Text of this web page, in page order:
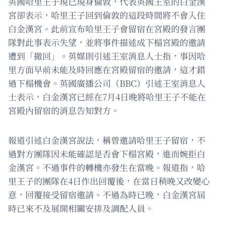
宮卻表示，哈里王子回到倫敦的這段時間將不會入住
白金漢宮。此前宣布哈里王子會留宿在宮殿的發言團
隊對此事表示失望，並將事件描述成下榻宮殿的邀請
遭到「撤回」。英媒則引述王室消息人士指，事因哈
里方面早前未能及時回應在宮殿留宿的邀請，這才錯
過下榻機會。英國廣播公司（BBC）引述王室消息人
士表示，白金漢宮已經在7月4日晚將哈里王子不能在
宮殿內留宿的消息告知對方。
報道引述白金漢宮說法，稱曾邀請哈里王子留宿，不
過對方團隊因未能確認是否會下榻宮殿，進而婉拒白
金漢宮。不過事件的轉機亦發生在當晚。報道指，哈
里王子的團隊在4日作出回覆後，在當日稍晚又改變心
意，回覆接受留宿邀請。不過為時已晚，白金漢宮屆
時已來不及展開相關安排及調配人員。